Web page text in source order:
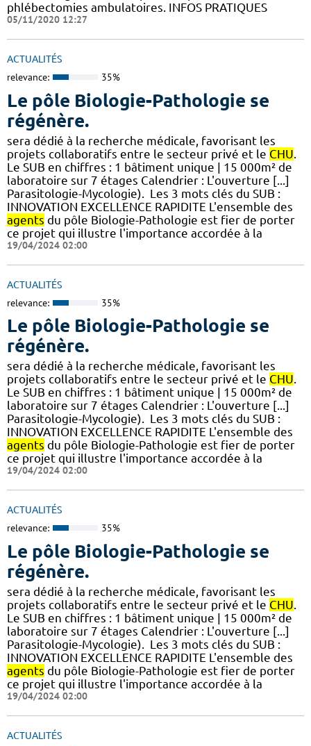
phlébectomies ambulatoires. INFOS PRATIQUES
05/11/2020 12:27
ACTUALITÉS
relevance: 35%
Le pôle Biologie-Pathologie se
régénère.
sera dédié à la recherche médicale, favorisant les
projets collaboratifs entre le secteur privé et le CHU.
Le SUB en chiffres : 1 bâtiment unique | 15 000m² de
laboratoire sur 7 étages​​ Calendrier : L'ouverture [...]
Parasitologie-Mycologie). ​ Les 3 mots clés du SUB :
INNOVATION EXCELLENCE RAPIDITE L'ensemble des
agents du pôle Biologie-Pathologie est fier de porter
ce projet qui illustre l'importance accordée à la
19/04/2024 02:00
ACTUALITÉS
relevance: 35%
Le pôle Biologie-Pathologie se
régénère.
sera dédié à la recherche médicale, favorisant les
projets collaboratifs entre le secteur privé et le CHU.
Le SUB en chiffres : 1 bâtiment unique | 15 000m² de
laboratoire sur 7 étages​​ Calendrier : L'ouverture [...]
Parasitologie-Mycologie). ​ Les 3 mots clés du SUB :
INNOVATION EXCELLENCE RAPIDITE L'ensemble des
agents du pôle Biologie-Pathologie est fier de porter
ce projet qui illustre l'importance accordée à la
19/04/2024 02:00
ACTUALITÉS
relevance: 35%
Le pôle Biologie-Pathologie se
régénère.
sera dédié à la recherche médicale, favorisant les
projets collaboratifs entre le secteur privé et le CHU.
Le SUB en chiffres : 1 bâtiment unique | 15 000m² de
laboratoire sur 7 étages​​ Calendrier : L'ouverture [...]
Parasitologie-Mycologie). ​ Les 3 mots clés du SUB :
INNOVATION EXCELLENCE RAPIDITE L'ensemble des
agents du pôle Biologie-Pathologie est fier de porter
ce projet qui illustre l'importance accordée à la
19/04/2024 02:00
ACTUALITÉS